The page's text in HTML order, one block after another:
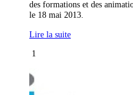
des formations et des
le 18 mai 2013.
Lire la suite
1